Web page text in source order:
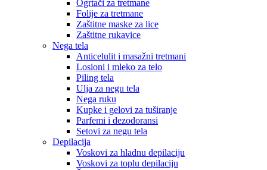
Ogrtači za tretmane
Folije za tretmane
Zaštitne maske za lice
Zaštitne rukavice
Nega tela
Anticelulit i masažni tretmani
Losioni i mleko za telo
Piling tela
Ulja za negu tela
Nega ruku
Kupke i gelovi za tuširanje
Parfemi i dezodoransi
Setovi za negu tela
Depilacija
Voskovi za hladnu depilaciju
Voskovi za toplu depilaciju